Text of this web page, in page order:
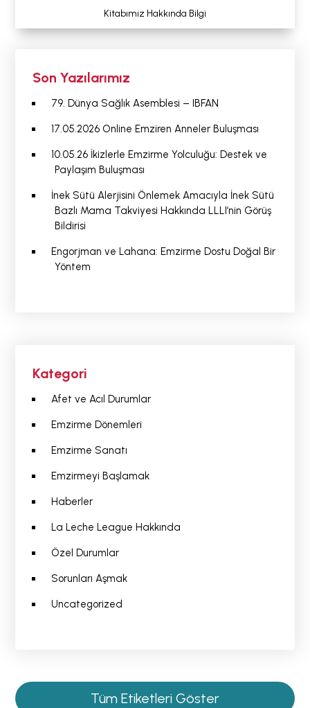
Kitabımız Hakkında Bilgi
Son Yazılarımız
79. Dünya Sağlık Asemblesi – IBFAN
17.05.2026 Online Emziren Anneler Buluşması
10.05.26 İkizlerle Emzirme Yolculuğu: Destek ve
Paylaşım Buluşması
İnek Sütü Alerjisini Önlemek Amacıyla İnek Sütü
Bazlı Mama Takviyesi Hakkında LLLI’nin Görüş
Bildirisi
Engorjman ve Lahana: Emzirme Dostu Doğal Bir
Yöntem
Kategori
Afet ve Acıl Durumlar
Emzirme Dönemleri
Emzirme Sanatı
Emzirmeyi Başlamak
Haberler
La Leche League Hakkında
Özel Durumlar
Sorunları Aşmak
Uncategorized
Tüm Etiketleri Göster